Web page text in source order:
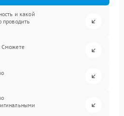
и какой
проводить
Сможете